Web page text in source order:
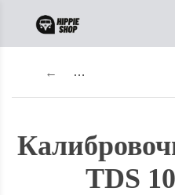
Растворы для
TDS